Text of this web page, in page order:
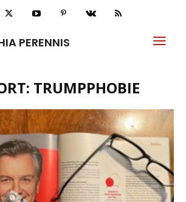
PERENNIS
TRUMPPHOBIE